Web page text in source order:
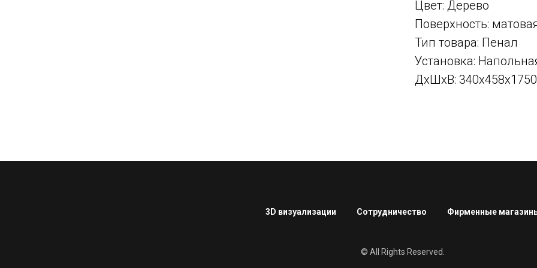
Цвет: Дерево
Поверхность:
Тип товара: Пенал
Установка:
ДxШxВ:
3D визуализации Сотрудничество Фирменные
© All Rights Reserved.